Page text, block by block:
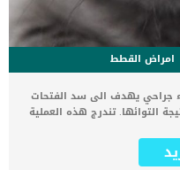
امراض القطط
جراحي يهدف الى سد الفتحات
التوائها. تندرج هذه العملية
فى بطن القطة. ثقب الأمعاء
التعامل الفوري معها فهي